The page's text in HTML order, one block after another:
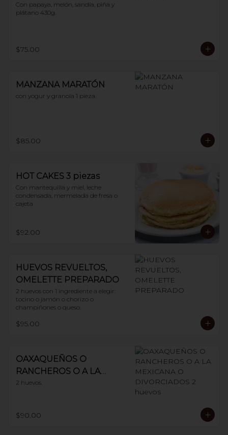
Con papaya, melón, sandía, piña y
plátano 430g.
$75.00
MANZANA MARATÓN
con yogur y granola 1 pieza.
$85.00
HOT CAKES 3 piezas
Con mantequilla y miel, leche
condensada, mermelada de fresa o
cajeta
$92.00
HUEVOS REVUELTOS,
OMELETTE PREPARADO
2 huevos con 1 ingrediente a elegir:
tocino o jamón o chorizo o
champiñones o queso.
$95.00
OAXAQUEÑOS O
RANCHEROS O A LA
MEXICANA O
2 huevos.
$90.00